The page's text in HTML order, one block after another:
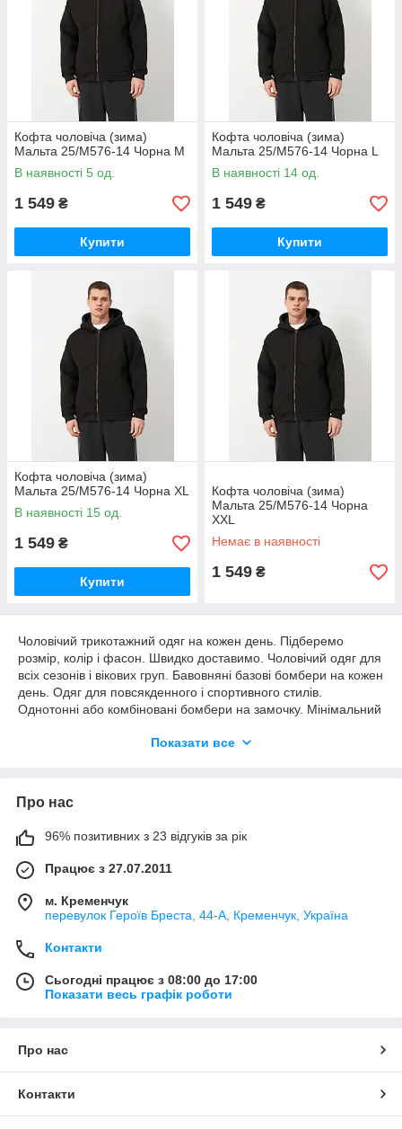
Кофта чоловіча (зима)
Мальта 25/М576-14 Чорна M
В наявності 5 од.
1 549 ₴
Купити
Кофта чоловіча (зима)
Мальта 25/М576-14 Чорна L
В наявності 14 од.
1 549 ₴
Купити
Кофта чоловіча (зима)
Мальта 25/М576-14 Чорна XL
В наявності 15 од.
1 549 ₴
Купити
Кофта чоловіча (зима)
Мальта 25/М576-14 Чорна
XXL
Немає в наявності
1 549 ₴
Чоловічий трикотажний одяг на кожен день. Підберемо
розмір, колір і фасон. Швидко доставимо. Чоловічий одяг для
всіх сезонів і вікових груп. Бавовняні базові бомбери на кожен
день. Одяг для повсякденного і спортивного стилів.
Однотонні або комбіновані бомбери на замочку. Мінімальний
з джинсами і верхом. Темні вставки виділяють силует і
Показати все
Про нас
96% позитивних з 23 відгуків за рік
Працює з 27.07.2011
м. Кременчук
перевулок Героїв Бреста, 44-А, Кременчук, Україна
Контакти
Сьогодні працює з 08:00 до 17:00
Показати весь графік роботи
Про нас
Контакти